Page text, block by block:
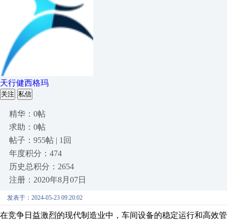
天行健西格玛
关注 私信
精华：0帖
求助：0帖
帖子：955帖 | 1回
年度积分：474
历史总积分：2654
注册：2020年8月07日
发表于：2024-05-23 09:20:02
在竞争日益激烈的现代制造业中，车间设备的稳定运行和高效